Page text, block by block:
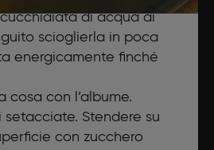
di acqua ai
scioglierla in poca
energicamente finché
cosa con l’albume.
Stendere su
con zucchero